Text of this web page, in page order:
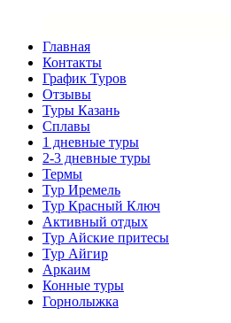
Главная
Контакты
График Туров
Отзывы
Туры Казань
Сплавы
1 дневные туры
2-3 дневные туры
Термы
Тур Иремель
Тур Красный Ключ
Активный отдых
Тур Айские притесы
Тур Айгир
Аркаим
Конные туры
Горнолыжка